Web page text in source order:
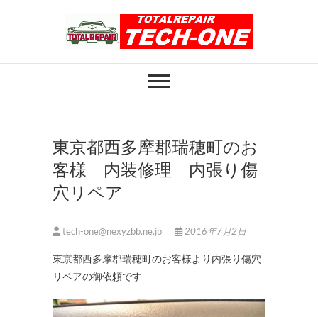
ホイール修理のト
ータルリペアテッ
クワン
東京都西多摩郡瑞穂町のお
客様 内装修理 内張り傷
穴リペア
tech-one@nexyzbb.ne.jp 2016年7月2日
東京都西多摩郡瑞穂町のお客様より内張り傷穴
リペアの御依頼です